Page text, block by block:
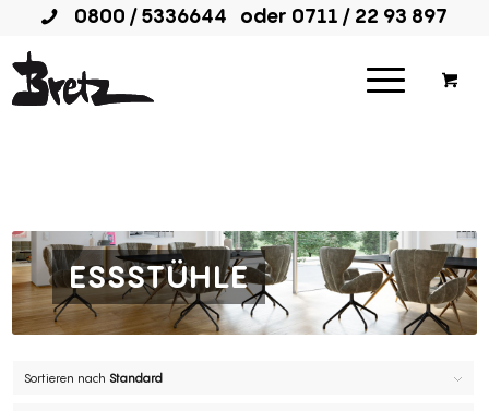
0800 / 5336644 oder 0711 / 22 93 897
ESSSTÜHLE
Sortieren nachStandard